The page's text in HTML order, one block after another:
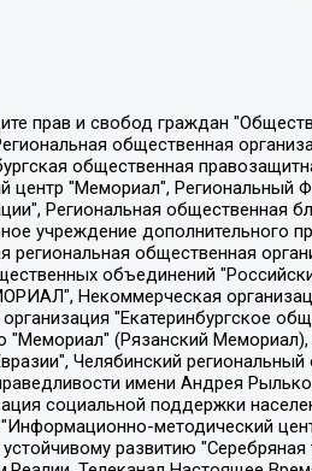
призыв", Гималова Регина Эмилевна, Григорьев Андрей Валерьевич, Григорьева Алина Александровна, Ассоциация по содействию защите прав призывников, альтернативнослужащих и военнослужащих "Правозащитная группа "Гражданин.Армия.Право", Хисамова Регина Фаритовна, Автономная некоммерческая организация по реализации социально-правовых программ "Лилит", Дальневосточное общественное движение "Маяк", Санкт-Петербургская ЛГБТ-инициативная группа "Выход", Инициативная группа ЛГБТ+ "Реверс", Алексеев Андрей Викторович, Бекбулатова Таисия Львовна, Беляев Иван Михайлович, Владыкина Елена Сергеевна, Гельман Марат Александрович, Никульшина Вероника Юрьевна, Толоконникова Надежда Андреевна, Шендерович Виктор Анатольевич, Общество с ограниченной ответственностью "Данное сообщение", Общество с ограниченной ответственностью Издательский дом "Новая глава", Айнбиндер Александра Александровна, Московский комьюнити-центр для ЛГБТ+инициатив, Благотворительный фонд развития филантропии, Deutsche Welle (Германия, Kurt-Schumacher-Strasse 3, 53113 Bonn), Борзунова Мария Михайловна, Воробьев Виктор Викторович, Голубева Анна Львовна, Константинова Алла Михайловна, Малкова Ирина Владимировна, Мурадов Мурад Абдулгалимович, Осетинская Елизавета Николаевна, Понасенков Евгений Николаевич, Ганапольский Матвей Юрьевич, Киселев Евгений Алексеевич, Борухович Ирина Григорьевна, Дремин Иван Тимофеевич, Дубровский Дмитрий Викторович, Красноярская региональная общественная организация поддержки и развития альтернативных образовательных технологий и межкультурных коммуникаций "ИНТЕРРА", Маяковская Екатерина Алексеевна, Фейгин Марк Захарович, Филимонов Андрей Викторович, Дзугкоева Регина Николаевна, Доброхотов Роман Александрович, Дудь Юрий Александрович, Елкин Сергей Владимирович, Кругликов Кирилл Игоревич, Сабунаева Мария Леонидовна, Семенов Алексей Владимирович, Шаинян Карен Багратович, Шульман Екатерина Михайловна, Асафьев Артур Валерьевич, Вахштайн Виктор Семенович, Венедиктов Алексей Алексеевич, Лушникова Екатерина Евгеньевна, Волков Леонид Михайлович,